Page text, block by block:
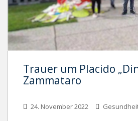
Trauer um Placido
Zammataro
24. November 2022